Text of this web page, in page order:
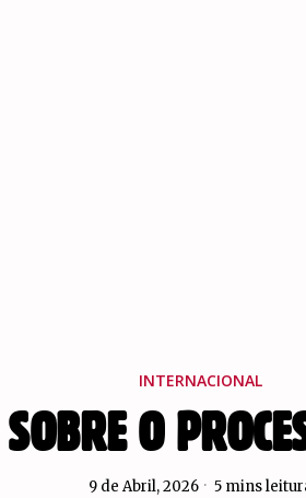
INTERNACIONAL
O
9 de Abril, 2026 5 mins